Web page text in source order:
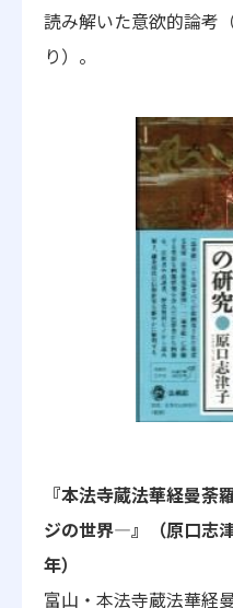
読み解いた意欲的論考
り）。
『本法寺蔵法華経曼
ジの世界―』（原口志
年）
富山・本法寺蔵法華経